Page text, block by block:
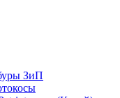
ЗиП